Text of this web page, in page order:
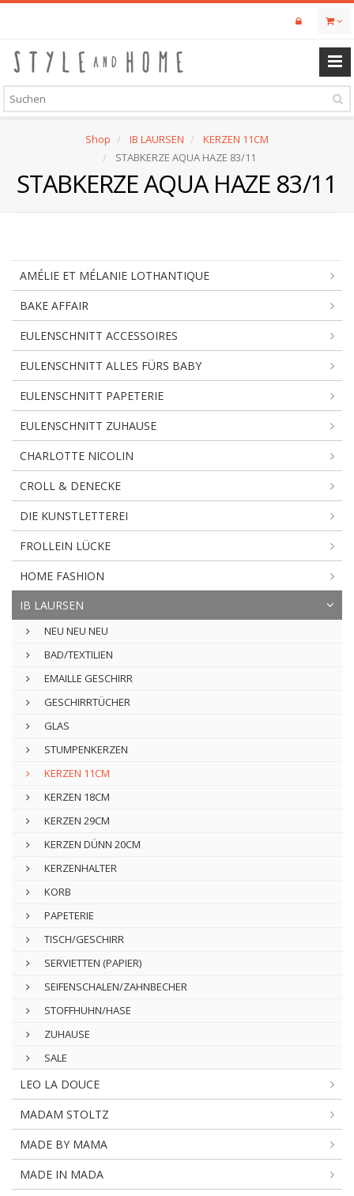
Skip
content
Shop IB LAURSEN
KERZEN 11CM
STABKERZE AQUA HAZE 83/11
STABKERZE AQUA HAZE 83/11
AMÉLIE ET MÉLANIE LOTHANTIQUE
BAKE AFFAIR
EULENSCHNITT ACCESSOIRES
EULENSCHNITT ALLES FÜRS BABY
EULENSCHNITT PAPETERIE
EULENSCHNITT ZUHAUSE
CHARLOTTE NICOLIN
CROLL & DENECKE
DIE KUNSTLETTEREI
FROLLEIN LÜCKE
HOME FASHION
IB LAURSEN
NEU NEU NEU
BAD/TEXTILIEN
EMAILLE GESCHIRR
GESCHIRRTÜCHER
GLAS
STUMPENKERZEN
KERZEN 11CM
KERZEN 18CM
KERZEN 29CM
KERZEN DÜNN 20CM
KERZENHALTER
KORB
PAPETERIE
TISCH/GESCHIRR
SERVIETTEN (PAPIER)
SEIFENSCHALEN/ZAHNBECHER
STOFFHUHN/HASE
ZUHAUSE
SALE
LEO LA DOUCE
MADAM STOLTZ
MADE BY MAMA
MADE IN MADA